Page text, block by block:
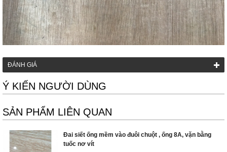
ĐÁNH GIÁ
Ý KIẾN NGƯỜI DÙNG
SẢN PHẨM LIÊN QUAN
Đai siết ống mềm vào đuôi chuột , ống 8A, vặn bằng
tuốc nơ vít